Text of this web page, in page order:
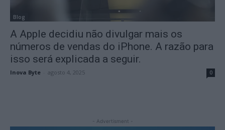
Blog
A Apple decidiu não divulgar mais os
números de vendas do iPhone. A razão para
isso será explicada a seguir.
Inova Byte agosto 4, 2025 0
- Advertisment -